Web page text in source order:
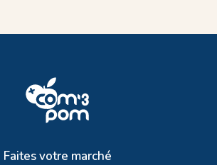
Faites votre marché